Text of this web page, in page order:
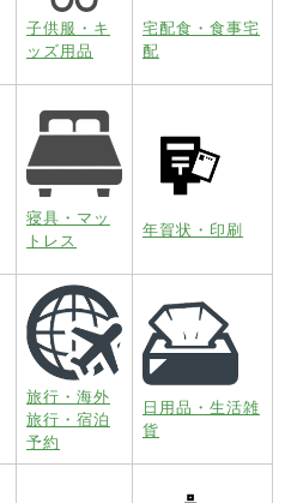
子供服・キ
ッズ用品
宅配食・食事宅
配
寝具・マッ
トレス
年賀状・印刷
旅行・海外
旅行・宿泊
予約
日用品・生活雑
貨